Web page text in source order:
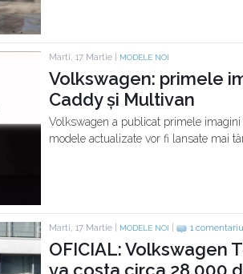
Marti, 17 Martie | MODELE NOI
Volkswagen: primele
Caddy și Multivan
Volkswagen a publicat primele
modele actualizate vor fi lansate mai
Marti, 17 Martie | MODELE NOI 1 comentariu
OFICIAL: Volkswagen